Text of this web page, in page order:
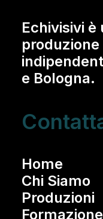
Home
Chi Siamo
Produzioni
Formazione
Echivisivi è
e Bologna.